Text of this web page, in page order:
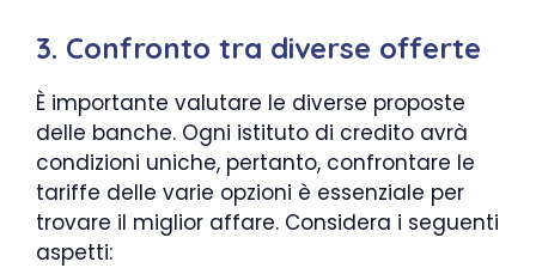
3. Confronto tra diverse offerte
È importante valutare le diverse proposte
delle banche. Ogni istituto di credito avrà
condizioni uniche, pertanto, confrontare le
tariffe delle varie opzioni è essenziale per
trovare il miglior affare. Considera i seguenti
aspetti: